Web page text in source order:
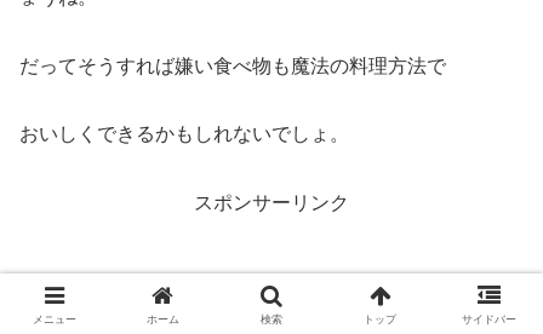
だってそうすれば嫌い食べ物も魔法の料理方法で
おいしくできるかもしれないでしょ。
スポンサーリンク
メニュー ホーム 検索 トップ サイドバー